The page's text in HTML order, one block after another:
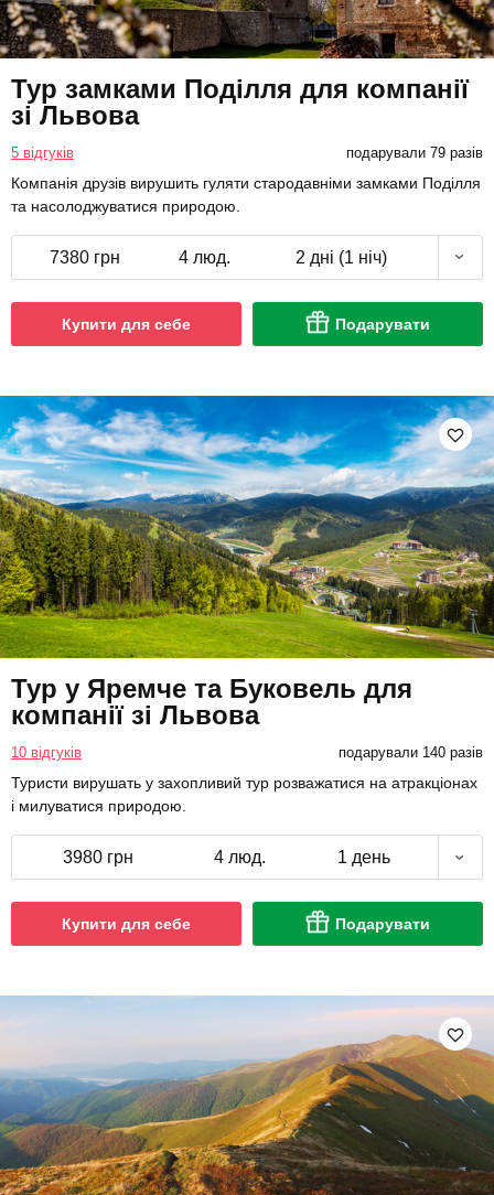
Тур замками Поділля для компанії
зі Львова
5 відгуків подарували 79 разів
Компанія друзів вирушить гуляти стародавніми замками Поділля
та насолоджуватися природою.
7380 грн 4 люд. 2 дні (1 ніч)
Купити для себе Подарувати
Тур у Яремче та Буковель для
компанії зі Львова
10 відгуків подарували 140 разів
Туристи вирушать у захопливий тур розважатися на атракціонах
і милуватися природою.
3980 грн 4 люд. 1 день
Купити для себе Подарувати